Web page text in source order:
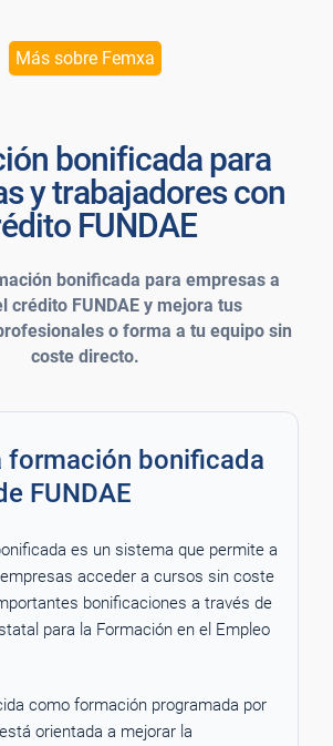
Más sobre Femxa
bonificada para
y trabajadores con
FUNDAE
bonificada para empresas a
crédito FUNDAE y mejora tus
o forma a tu equipo sin
coste directo.
formación bonificada
FUNDAE
es un sistema que permite a
acceder a cursos sin coste
bonificaciones a través de
para la Formación en el Empleo
como formación programada por
orientada a mejorar la